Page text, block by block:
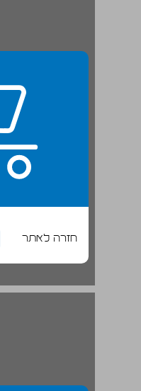
חזרה לאתר
פרק ראשון רומנסרו ... 27